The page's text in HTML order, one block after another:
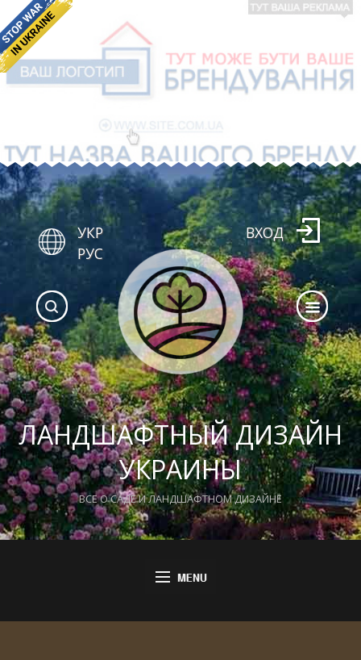
ЛАНДШАФТНЫЙ ДИЗАЙН
УКРАИНЫ
ВСЕ О САДЕ И ЛАНДШАФТНОМ ДИЗАЙНЕ
УКР
РУС
ВХОД